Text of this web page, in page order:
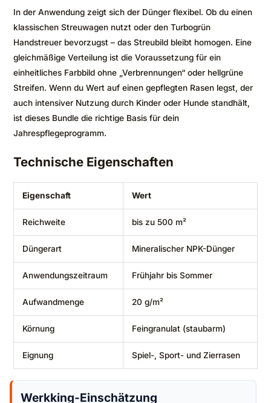
In der Anwendung zeigt sich der Dünger flexibel. Ob du einen
klassischen Streuwagen nutzt oder den Turbogrün
Handstreuer bevorzugst – das Streubild bleibt homogen. Eine
gleichmäßige Verteilung ist die Voraussetzung für ein
einheitliches Farbbild ohne „Verbrennungen“ oder hellgrüne
Streifen. Wenn du Wert auf einen gepflegten Rasen legst, der
auch intensiver Nutzung durch Kinder oder Hunde standhält,
ist dieses Bundle die richtige Basis für dein
Jahrespflegeprogramm.
Technische Eigenschaften
Eigenschaft Wert
Reichweite bis zu 500 m²
Düngerart Mineralischer NPK-Dünger
Anwendungszeitraum Frühjahr bis Sommer
Aufwandmenge 20 g/m²
Körnung Feingranulat (staubarm)
Eignung Spiel-, Sport- und Zierrasen
Werkking-Einschätzung